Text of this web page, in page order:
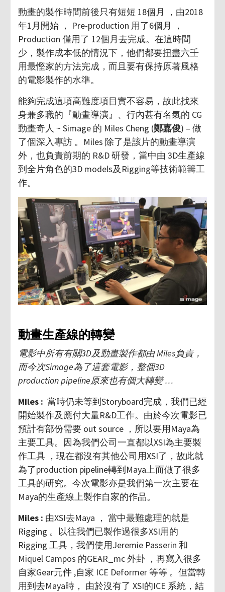
動畫的製作時間前後只有短短 18個月 ，由2018
年1月開始 ， Pre-production 用了6個月 ，
Production 僅用了 12個月去完成。在這時間
少，製作成本低的情況下，他們都要扭盡六壬
用最慳家的方法完成，而且要有保持原著風格
的電影製作的水準。
能夠完成這項高難度項目實不容易，故此找來
身兼多職的『動畫導演』、行內甚有名氣的 CG
動畫奇人 ~ Simage 的 Miles Cheng (鄭嘉俊) – 做
了個深入專訪 。Miles 除了是該片的動畫導演
外，也負責前期的 R&D 研發，當中由 3D生產線
到全片角色的3D models及Rigging等技術範籌工
作。
動畫生產線的轉變
電影中所有有關3D及動畫製作都由 Miles負責，
而今次Simage為了這套電影，整個3D
production pipeline原來也有個大轉變 …
Miles : 當時仍未等到Storyboard完成，我們已經
開始製作及應付大量R&D工作。由於今次電影已
預計有部份需要 out source ，所以要用Maya為
主要工具。因為我們公司一直都以XSI為主要製
作工具 ，現在都沒有其他公司用XSI了，故此就
為了production pipeline轉到Maya上而做了很多
工具的研究。今次電影亦是我們第一次主要在
Maya的生產線上製作自家的作品。
Miles : 由XSI去Maya ， 當中最難處理的就是
Rigging 。以往我們已製作過很多XSI用的
Rigging 工具，我們使用Jeremie Passerin 和
Miquel Campos 的GEAR_mc 外卦 ，再寫入很多
自家Gear元件 ,自家 ICE Deformer 等等 。但當轉
用到去Maya時， 由於沒有了 XSI的ICE 系統，結